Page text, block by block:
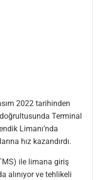
2022 tarihinden
Terminal
Limanı’nda
hız kazandırdı.
ile limana giriş
alınıyor ve tehlikeli